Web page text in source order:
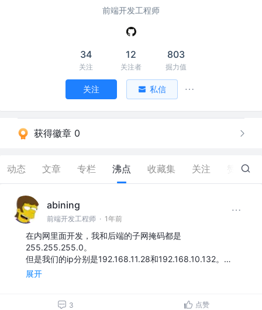
前端开发工程师
34
关注
12
关注者
803
掘力值
关注 私信
获得徽章 0
动态 文章 专栏 沸点 收藏集 关注 154
abining
前端开发工程师 · 1年前
在内网里面开发，我和后端的子网掩码都是
255.255.255.0。
但是我们的ip分别是192.168.11.28和192.168.10.132。…
展开
3 点赞